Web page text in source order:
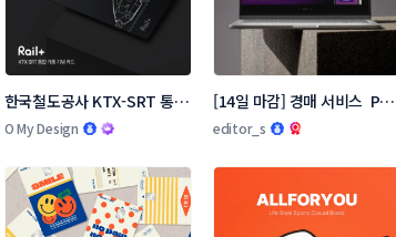
한국철도공사 KTX-SRT 통합
개통기념 교통카드 디자인 콘
O My Design
[14일 마감] 경매 서비스  PPT
소개서 콘테스트
editor_s